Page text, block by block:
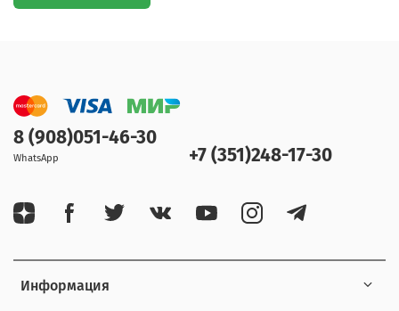
Информация
8 (908)051-46-30
WhatsApp +7 (351)248-17-30